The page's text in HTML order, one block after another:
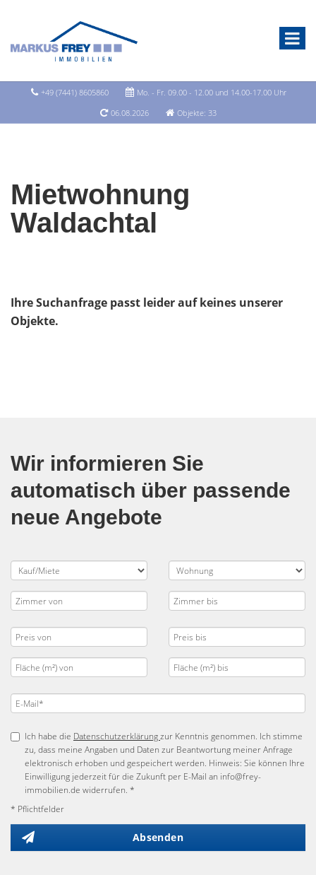
+49 (7441) 8605860
Mo. - Fr. 09.00 - 12.00 und 14.00-17.00 Uhr
06.08.2026
Objekte: 33
Mietwohnung
Waldachtal
Ihre Suchanfrage passt leider auf keines unserer
Objekte.
Wir informieren Sie
automatisch über passende
neue Angebote
Ich habe die Datenschutzerklärungzur Kenntnis genommen. Ich stimme
zu, dass meine Angaben und Daten zur Beantwortung meiner Anfrage
elektronisch erhoben und gespeichert werden. Hinweis: Sie können Ihre
Einwilligung jederzeit für die Zukunft per E-Mail an info@frey-
immobilien.de widerrufen. *
* Pflichtfelder
Absenden